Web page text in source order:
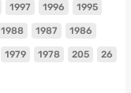
1997 1996 1995
1988 1987 1986
1979 1978 205 26